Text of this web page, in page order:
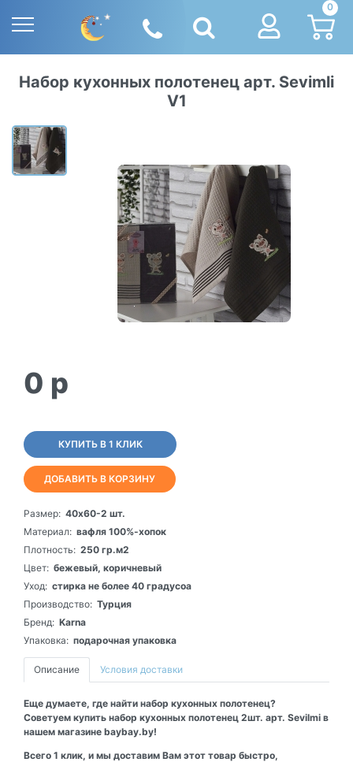
0
Набор кухонных полотенец арт. Sevimli
V1
0 p
КУПИТЬ В 1 КЛИК
ДОБАВИТЬ В КОРЗИНУ
Размер: 40х60-2 шт.
Материал: вафля 100%-хопок
Плотность: 250 гр.м2
Цвет: бежевый, коричневый
Уход: стирка не более 40 градусоа
Производство: Турция
Бренд: Karna
Упаковка: подарочная упаковка
Описание Условия доставки
Еще думаете, где найти набор кухонных полотенец?
Советуем купить набор кухонных полотенец 2шт. арт. Sevilmi в
нашем магазине baybay.by!
Всего 1 клик, и мы доставим Вам этот товар быстро,